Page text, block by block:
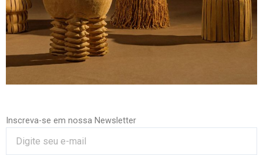
Inscreva-se em nossa Newsletter